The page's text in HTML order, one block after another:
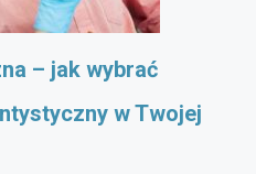
– jak wybrać
w Twojej